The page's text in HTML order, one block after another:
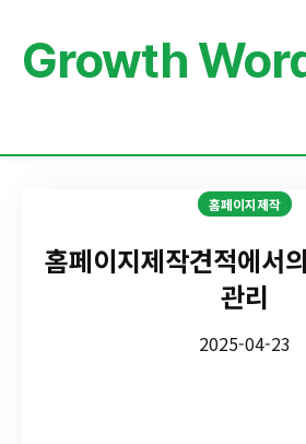
Growth
홈페이지제작
홈페이지제작견적에서
관리
2025-04-23